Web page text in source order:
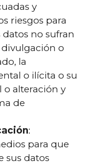
y
riesgos para
no sufran
o
la
o ilícita o su
o alteración y
de
:
para que
sus datos